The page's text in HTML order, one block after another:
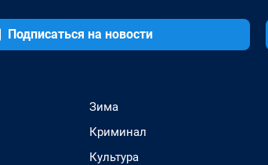
Подписаться на новости
Зима
Криминал
Культура